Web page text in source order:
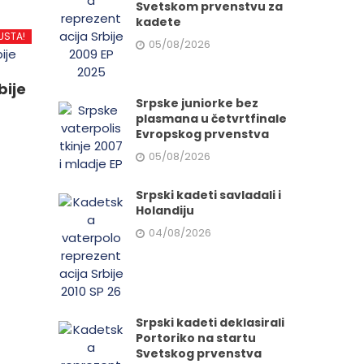
Svetskom prvenstvu za
kadete
05/08/2026
Srpske juniorke bez
plasmana u četvrtfinale
Evropskog prvenstva
05/08/2026
Srpski kadeti savladali i
Holandiju
04/08/2026
Srpski kadeti deklasirali
Portoriko na startu
Svetskog prvenstva